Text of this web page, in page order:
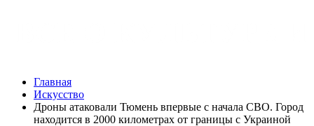
Главная
Искусство
Дроны атаковали Тюмень впервые с начала СВО. Город
находится в 2000 километрах от границы с Украиной